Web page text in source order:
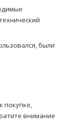
были
покупке,
внимание